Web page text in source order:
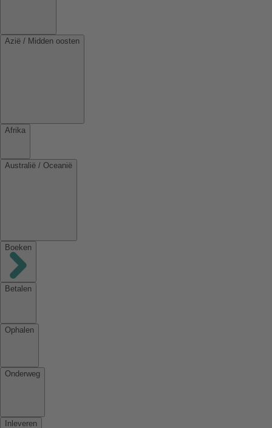
Azië / Midden oosten
Afrika
Australië / Oceanië
Boeken
Betalen
Ophalen
Onderweg
Inleveren